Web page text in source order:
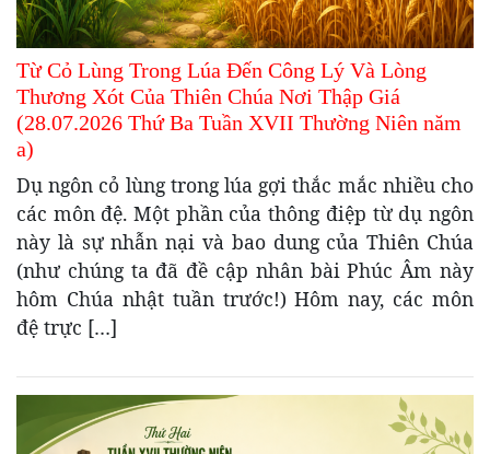
Từ Cỏ Lùng Trong Lúa Đến Công Lý Và Lòng
Thương Xót Của Thiên Chúa Nơi Thập Giá
(28.07.2026 Thứ Ba Tuần XVII Thường Niên năm
a)
Dụ ngôn cỏ lùng trong lúa gợi thắc mắc nhiều cho
các môn đệ. Một phần của thông điệp từ dụ ngôn
này là sự nhẫn nại và bao dung của Thiên Chúa
(như chúng ta đã đề cập nhân bài Phúc Âm này
hôm Chúa nhật tuần trước!) Hôm nay, các môn
đệ trực […]